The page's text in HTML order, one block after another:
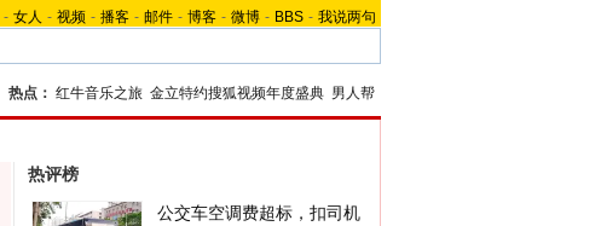
- 女人 - 视频 - 播客 - 邮件 - 博客 - 微博 - BBS - 我说两句
热点： 红牛音乐之旅 金立特约搜狐视频年度盛典 男人帮
热评榜
公交车空调费超标，扣司机